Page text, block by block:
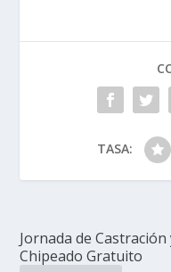
TASA:
Jornada de Castración
Chipeado Gratuito